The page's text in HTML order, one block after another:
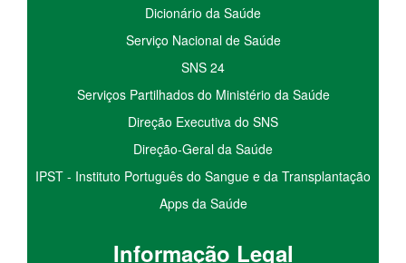
Dicionário da Saúde
Serviço Nacional de Saúde
SNS 24
Serviços Partilhados do Ministério da Saúde
Direção Executiva do SNS
Direção-Geral da Saúde
IPST - Instituto Português do Sangue e da Transplantação
Apps da Saúde
Informação Legal